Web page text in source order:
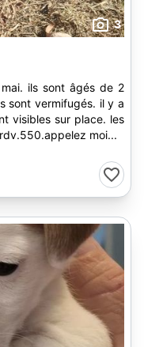
3
ils sont âgés de 2
sont vermifugés. il y a
visibles sur place. les
moi...